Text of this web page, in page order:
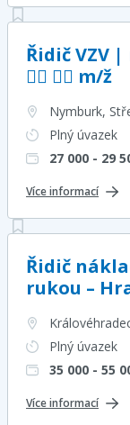
Řidič VZV
👷‍♂️ 👷‍♀️ m/ž
Nymburk,
Plný úvazek
27 000 - 29
Více informací
Řidič
rukou –
Plný úvazek
35 000 - 55
Více informací